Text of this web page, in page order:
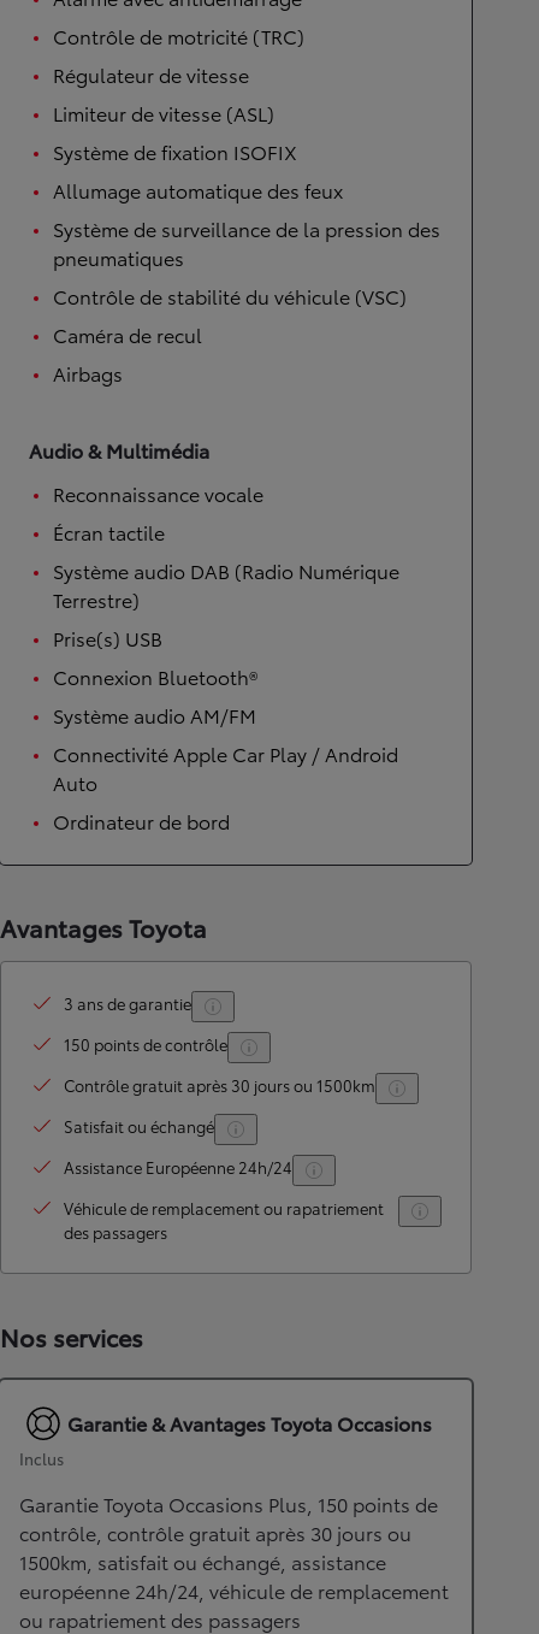
Contrôle de motricité (TRC)
Régulateur de vitesse
Limiteur de vitesse (ASL)
Système de fixation ISOFIX
Allumage automatique des feux
Système de surveillance de la pression des
pneumatiques
Contrôle de stabilité du véhicule (VSC)
Caméra de recul
Airbags
Audio & Multimédia
Reconnaissance vocale
Écran tactile
Système audio DAB (Radio Numérique
Terrestre)
Prise(s) USB
Connexion Bluetooth®
Système audio AM/FM
Connectivité Apple Car Play / Android
Auto
Ordinateur de bord
Avantages Toyota
3 ans de garantie
150 points de contrôle
Contrôle gratuit après 30 jours ou 1500km
Satisfait ou échangé
Assistance Européenne 24h/24
Véhicule de remplacement ou rapatriement
des passagers
Nos services
Garantie & Avantages Toyota Occasions
Inclus
Garantie Toyota Occasions Plus, 150 points de
contrôle, contrôle gratuit après 30 jours ou
1500km, satisfait ou échangé, assistance
européenne 24h/24, véhicule de remplacement
ou rapatriement des passagers